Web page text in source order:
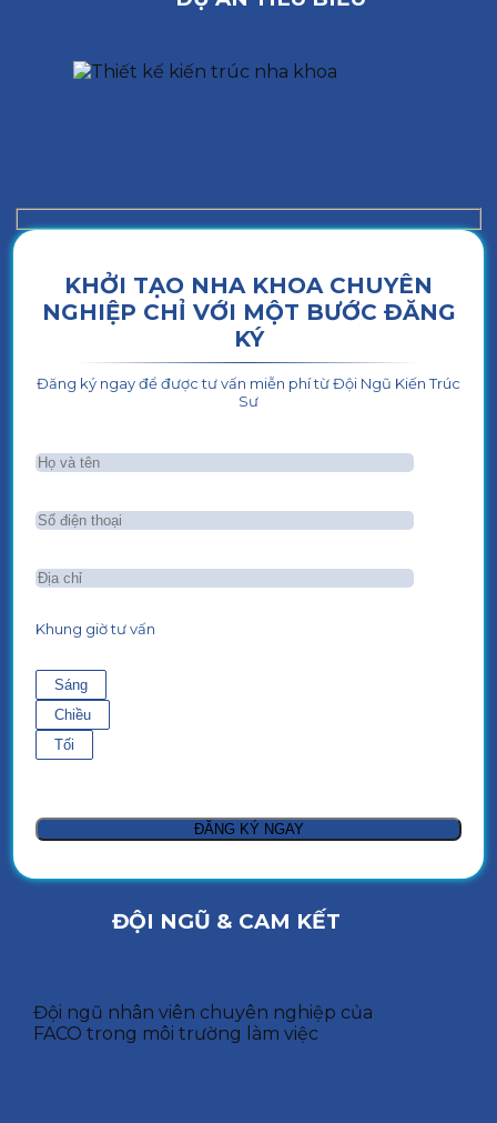
KHỞI TẠO NHA KHOA CHUYÊN
NGHIỆP CHỈ VỚI MỘT BƯỚC ĐĂNG
KÝ
Đăng ký ngay để được tư vấn miễn phí từ Đội Ngũ Kiến Trúc
Sư
Khung giờ tư vấn
Sáng
Chiều
Tối
ĐỘI NGŨ & CAM KẾT
Đội ngũ nhân viên chuyên nghiệp của
FACO trong môi trường làm việc